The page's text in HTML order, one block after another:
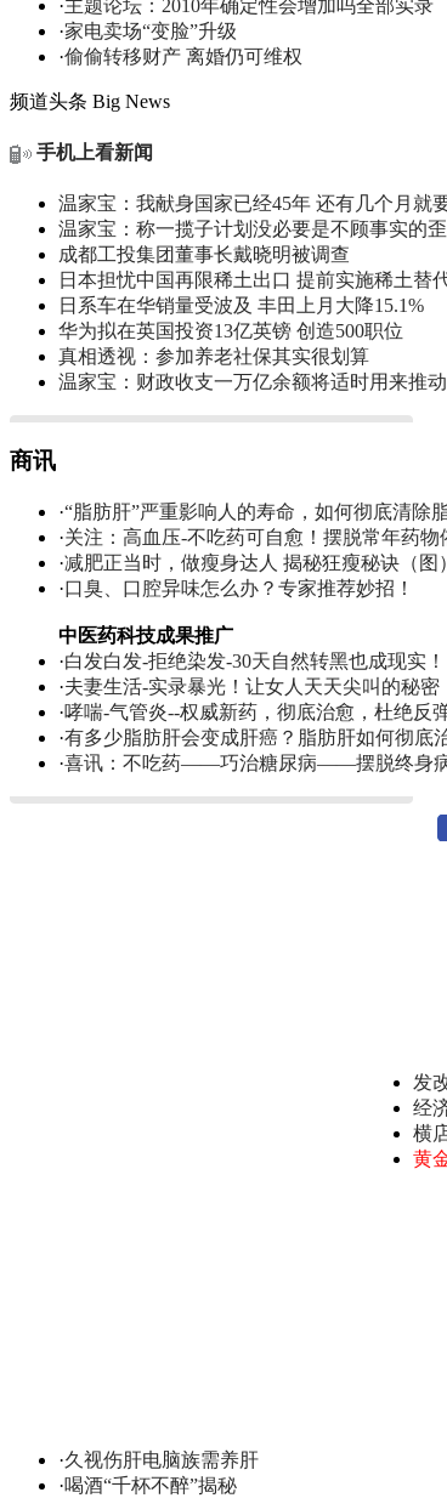
·主题论坛：2010年确定性会增加吗全部实录
·家电卖场“变脸”升级
·偷偷转移财产 离婚仍可维权
频道头条 Big News
手机上看新闻
温家宝：我献身国家已经45年 还有几个月就
温家宝：称一揽子计划没必要是不顾事实的
成都工投集团董事长戴晓明被调查
日本担忧中国再限稀土出口 提前实施稀土替
日系车在华销量受波及 丰田上月大降15.1%
华为拟在英国投资13亿英镑 创造500职位
真相透视：参加养老社保其实很划算
温家宝：财政收支一万亿余额将适时用来推
商讯
·“脂肪肝”严重影响人的寿命，如何彻底清除
·关注：高血压-不吃药可自愈！摆脱常年药物
·减肥正当时，做瘦身达人 揭秘狂瘦秘诀（图）
·口臭、口腔异味怎么办？专家推荐妙招！
中医药科技成果推广
·白发白发-拒绝染发-30天自然转黑也成现实！
·夫妻生活-实录暴光！让女人天天尖叫的秘密
·哮喘-气管炎--权威新药，彻底治愈，杜绝反
·有多少脂肪肝会变成肝癌？脂肪肝如何彻底
·喜讯：不吃药——巧治糖尿病——摆脱终身病
发
经
横
黄
·久视伤肝电脑族需养肝
·喝酒“千杯不醉”揭秘